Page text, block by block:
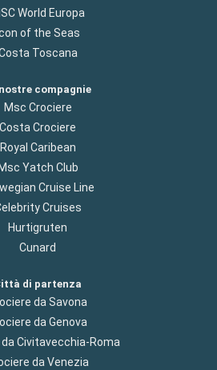
World Europa
of the Seas
Toscana
compagnie
Msc Crociere
Costa Crociere
Royal Caribean
Msc Yatch Club
Cruise Line
Cruises
Hurtigruten
Cunard
di partenza
da Savona
da Genova
Civitavecchia-Roma
da Venezia